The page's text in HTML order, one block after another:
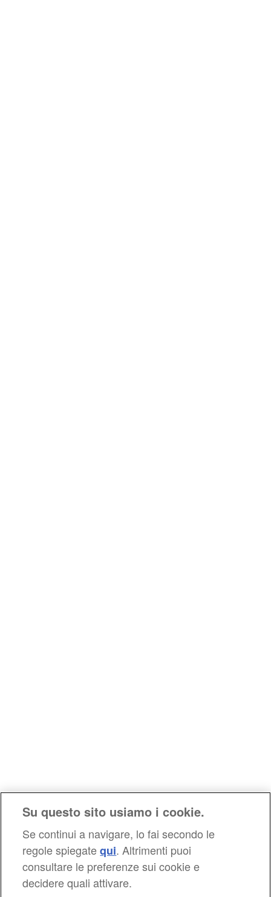
Su questo sito usiamo i cookie.
Se continui a navigare, lo fai secondo le
regole spiegate qui. Altrimenti puoi
consultare le preferenze sui cookie e
decidere quali attivare.